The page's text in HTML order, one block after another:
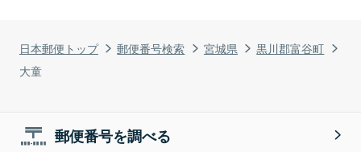
日本郵便トップ 郵便番号検索 宮城県
黒川郡富谷町
大童
郵便番号を調べる